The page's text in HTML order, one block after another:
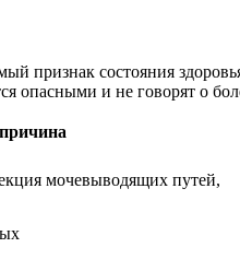
признак состояния
опасными и не говорят о
мочевыводящих путей,